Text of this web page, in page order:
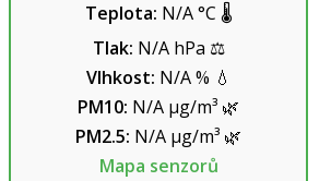
Teplota: N/A°C 🌡️
Tlak: N/AhPa ⚖️
Vlhkost: N/A% 💧
PM10: N/A µg/m³ 🌿
PM2.5: N/A µg/m³ 🌿
Mapa senzorů